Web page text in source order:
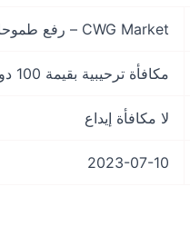
CWG Market – رفع طموحاتك التجارية
مكافأة ترحيبية بقيمة 100 دولار
لا مكافأة إيداع
2023-07-10